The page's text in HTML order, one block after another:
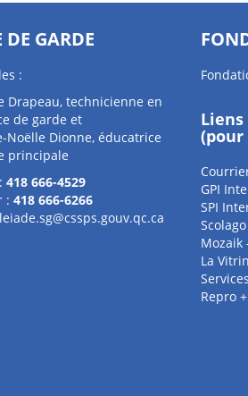
DE GARDE
:
Drapeau, technicienne en
de garde et
Noëlle Dionne, éducatrice
principale
418 666-4529
: 418 666-6266
(pour
GPI
SPI
Scolago
Mozaik
La
Repro +